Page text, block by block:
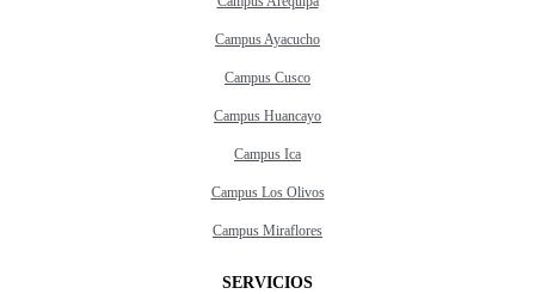
Campus Ayacucho
Campus Cusco
Campus Huancayo
Campus Ica
Campus Los Olivos
Campus Miraflores
SERVICIOS